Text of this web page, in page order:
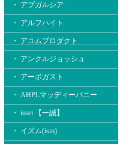
・ アブガルシア
・ アルフハイト
・ アユムプロダクト
・ アンクルジョッシュ
・ アーボガスト
・ AHPLマッディーバニー
・ issei 【一誠】
・ イズム(ism)